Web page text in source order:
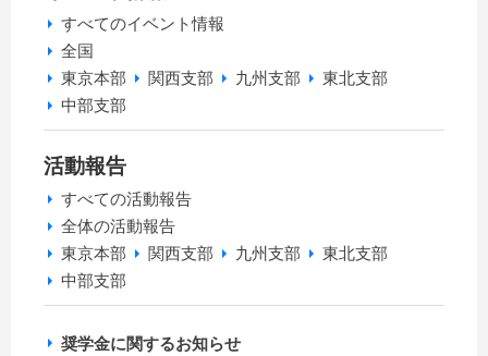
すべてのイベント情報
全国
東京本部
関西支部 九州支部
東北支部
中部支部
活動報告
すべての活動報告
全体の活動報告
東京本部
関西支部 九州支部
東北支部
中部支部
奨学金に関するお知らせ